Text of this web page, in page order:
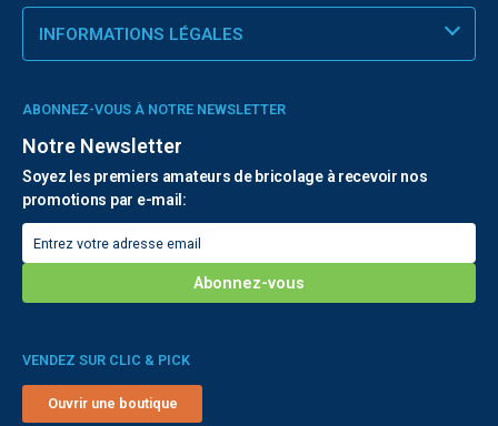
INFORMATIONS LÉGALES
ABONNEZ-VOUS À NOTRE NEWSLETTER
Notre Newsletter
Soyez les premiers amateurs de bricolage à recevoir nos
promotions par e-mail:
VENDEZ SUR CLIC & PICK
Ouvrir une boutique